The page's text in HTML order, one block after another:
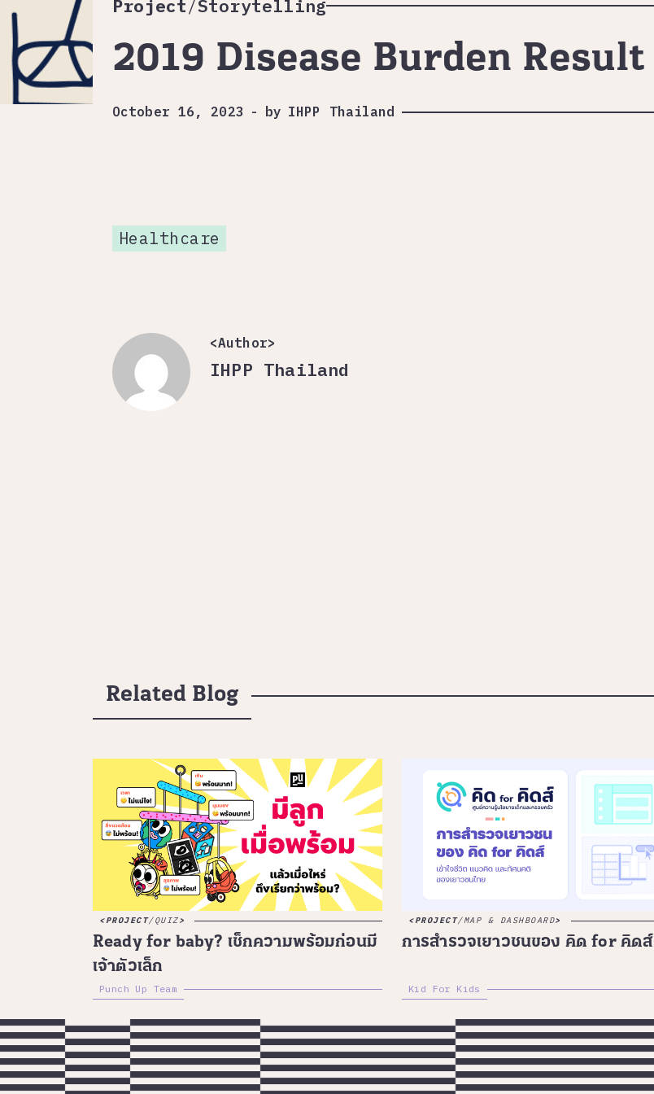
Project/Storytelling
2019 Disease Burden Result
October 16, 2023 - by IHPP Thailand
Healthcare
<Author>
IHPP Thailand
Related Blog
PROJECT/QUIZ
Ready for baby? เช็กความพร้อมก่อนมี
เจ้าตัวเล็ก
Punch Up Team
PROJECT/MAP & DASHBOARD
การสำรวจเยาวชนของ คิด for คิดส์
Kid For Kids